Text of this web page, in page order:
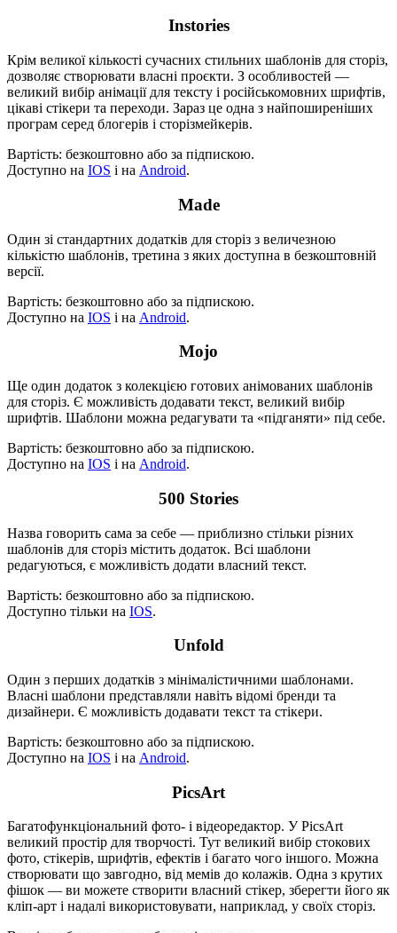
Instories
Крім великої кількості сучасних стильних шаблонів для сторіз,
дозволяє створювати власні проєкти. З особливостей —
великий вибір анімації для тексту і російськомовних шрифтів,
цікаві стікери та переходи. Зараз це одна з найпоширеніших
програм серед блогерів і сторізмейкерів.
Вартість: безкоштовно або за підпискою.
Доступно на IOS і на Android.
Made
Один зі стандартних додатків для сторіз з величезною
кількістю шаблонів, третина з яких доступна в безкоштовній
версії.
Вартість: безкоштовно або за підпискою.
Доступно на IOS і на Android.
Mojo
Ще один додаток з колекцією готових анімованих шаблонів
для сторіз. Є можливість додавати текст, великий вибір
шрифтів. Шаблони можна редагувати та «підганяти» під себе.
Вартість: безкоштовно або за підпискою.
Доступно на IOS і на Android.
500 Stories
Назва говорить сама за себе — приблизно стільки різних
шаблонів для сторіз містить додаток. Всі шаблони
редагуються, є можливість додати власний текст.
Вартість: безкоштовно або за підпискою.
Доступно тільки на IOS.
Unfold
Один з перших додатків з мінімалістичними шаблонами.
Власні шаблони представляли навіть відомі бренди та
дизайнери. Є можливість додавати текст та стікери.
Вартість: безкоштовно або за підпискою.
Доступно на IOS і на Android.
PicsArt
Багатофункціональний фото- і відеоредактор. У PicsArt
великий простір для творчості. Тут великий вибір стокових
фото, стікерів, шрифтів, ефектів і багато чого іншого. Можна
створювати що завгодно, від мемів до колажів. Одна з крутих
фішок — ви можете створити власний стікер, зберегти його як
кліп-арт і надалі використовувати, наприклад, у своїх сторіз.